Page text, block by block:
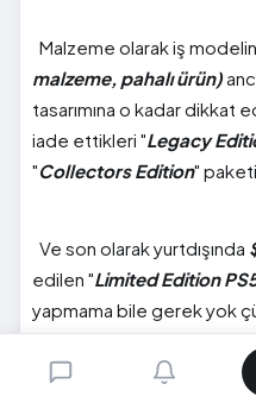
Malzeme olarak iş
malzeme, pahalı ürün)
tasarımına o kadar dikkat
iade ettikleri "Legacy
"Collectors Edition"
Ve son olarak yurtdışında
edilen "Limited Edition
yapmama bile gerek yok